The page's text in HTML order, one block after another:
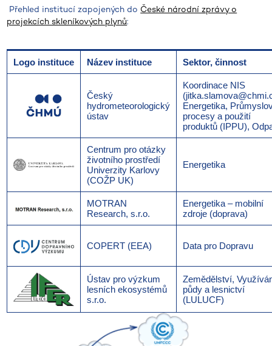
Přehled institucí zapojených do České národní zprávy o
projekcích skleníkových plynů:
Logo instituce Název instituce Sektor, činnost
Český
hydrometeorologický
ústav
Koordinace NIS
Energetika,
procesy a použití
produktů (IPPU),
Centrum pro otázky
životního prostředí
Univerzity Karlovy
(COŽP UK)
Energetika
MOTRAN
Research, s.r.o.
Energetika – mobilní
zdroje (doprava)
COPERT (EEA) Data pro Dopravu
Ústav pro výzkum
lesních ekosystémů
s.r.o.
Zemědělství,
půdy a lesnictví
(LULUCF)